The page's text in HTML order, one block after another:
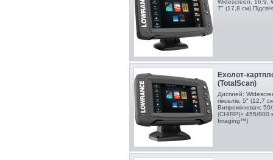
Widescreen, 16:9,
7" (17,8 см)
Ехолот-
(TotalScan)
Дисплей:
пікселів, 5" (12,7
Випромінювач:
(CHIRP)+ 455/800
Imaging™)